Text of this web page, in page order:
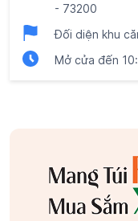
- 73200
Đối diện khu
Mở cửa đến